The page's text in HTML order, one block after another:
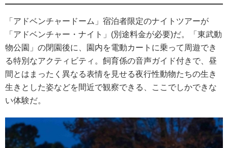
「アドベンチャードーム」宿泊者限定のナイトツアーが
「アドベンチャー・ナイト」(別途料金が必要)だ。「東武動
物公園」の閉園後に、園内を電動カートに乗って周遊でき
る特別なアクティビティ。飼育係の音声ガイド付きで、昼
間とはまったく異なる表情を見せる夜行性動物たちの生き
生きとした姿などを間近で観察できる、ここでしかできな
い体験だ。